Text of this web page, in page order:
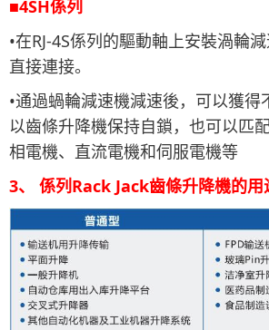
■4SH係列
•在RJ-4S係列的驅動軸上安裝渦輪
直接連接。
•通過蝸輪減速機減速後，可以獲得
以齒條升降機保持自鎖，也可以匹
相電機、直流電機和伺服電機等
3、 係列Rack Jack齒條升降機的用